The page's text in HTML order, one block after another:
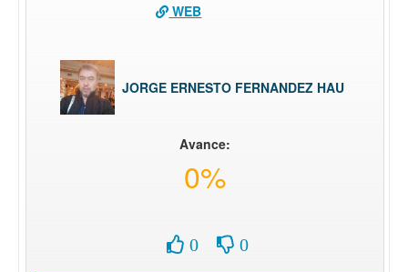
WEB
JORGE ERNESTO FERNANDEZ HAU
Avance:
0%
0 0